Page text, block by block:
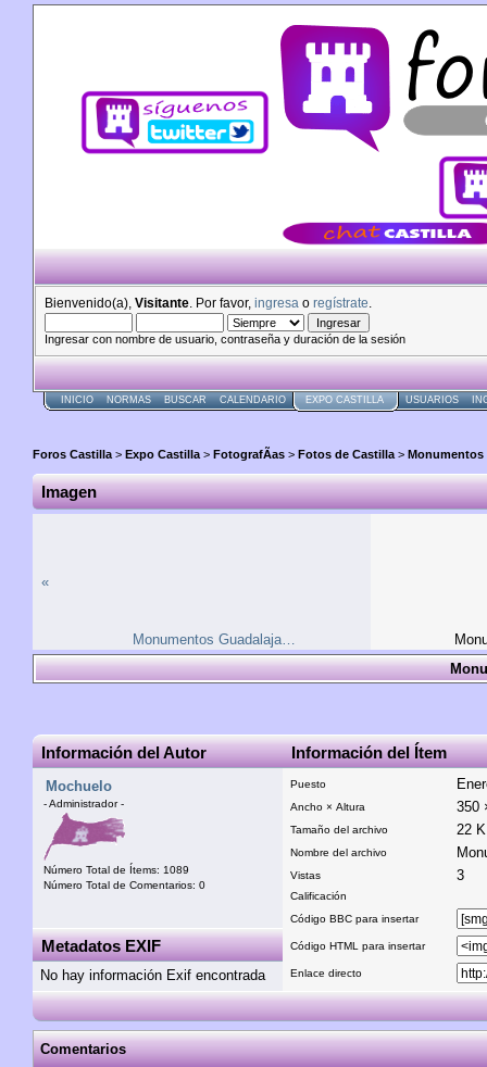
Bienvenido(a), Visitante . Por favor, ingresa o regístrate
Ingresar con nombre de usuario, contraseña y duración de la sesión
INICIO NORMAS BUSCAR CALENDARIO EXPO CASTILLA USUARIOS
Foros Castilla > Expo Castilla > FotografÃ­as > Fotos de Castilla > Monumentos
Imagen
«
Monument­os Guadalaj­a…
Información del Autor Información del Ítem
Mochuelo
- Administrador -
Número Total de Ítems: 1089
Número Total de Comentarios: 0
Puesto
Ancho × Altura 350
Tamaño del archivo 22
Nombre del archivo
Vistas 3
Calificación
Código BBC para insertar
Código HTML para insertar
Enlace directo
Metadatos EXIF
No hay información Exif encontrada
Comentarios